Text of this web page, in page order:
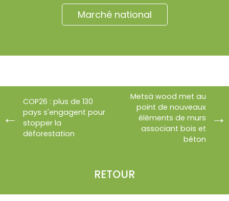
Marché national
COP26 : plus de 130
pays s'engagent pour
stopper la
déforestation
RETOUR
Metsä wood met au
point de nouveaux
éléments de murs
associant bois et
béton